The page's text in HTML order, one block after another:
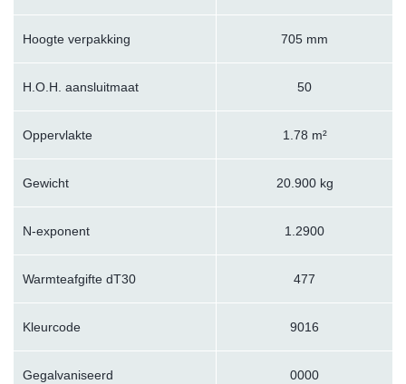
Hoogte verpakking 705 mm
H.O.H. aansluitmaat 50
Oppervlakte 1.78 m²
Gewicht 20.900 kg
N-exponent 1.2900
Warmteafgifte dT30 477
Kleurcode 9016
Gegalvaniseerd 0000